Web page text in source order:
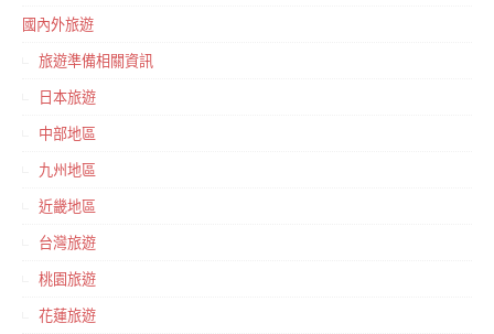
國內外旅遊
旅遊準備相關資訊
日本旅遊
中部地區
九州地區
近畿地區
台灣旅遊
桃園旅遊
花蓮旅遊